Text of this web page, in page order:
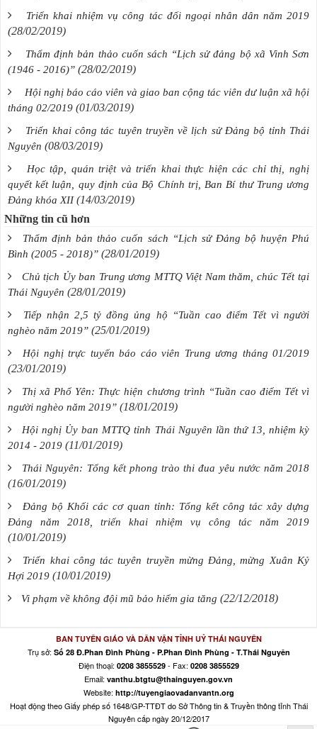
Triển khai nhiệm vụ công tác đối ngoại nhân dân năm 2019
(28/02/2019)
Thẩm định bản thảo cuốn sách “Lịch sử đảng bộ xã Vinh Sơn
(1946 - 2016)” (28/02/2019)
Hội nghị báo cáo viên và giao ban cộng tác viên dư luận xã hội
tháng 02/2019 (01/03/2019)
Triển khai công tác tuyên truyền về lịch sử Đảng bộ tỉnh Thái
Nguyên (08/03/2019)
Học tập, quán triệt và triển khai thực hiện các chỉ thị, nghị
quyết kết luận, quy định của Bộ Chính trị, Ban Bí thư Trung ương
Đảng khóa XII (14/03/2019)
Những tin cũ hơn
Thẩm định bản thảo cuốn sách “Lịch sử Đảng bộ huyện Phú
Bình (2005 - 2018)” (28/01/2019)
Chủ tịch Ủy ban Trung ương MTTQ Việt Nam thăm, chúc Tết tại
Thái Nguyên (28/01/2019)
Tiếp nhận 2,5 tỷ đồng ủng hộ “Tuần cao điểm Tết vì người
nghèo năm 2019” (25/01/2019)
Hội nghị trực tuyến báo cáo viên Trung ương tháng 01/2019
(23/01/2019)
Thị xã Phổ Yên: Thực hiện chương trình “Tuần cao điểm Tết vì
người nghèo năm 2019” (18/01/2019)
Hội nghị Ủy ban MTTQ tỉnh Thái Nguyên lần thứ 13, nhiệm kỳ
2014 - 2019 (11/01/2019)
Thái Nguyên: Tổng kết phong trào thi đua yêu nước năm 2018
(16/01/2019)
Đảng bộ Khối các cơ quan tỉnh: Tổng kết công tác xây dựng
Đảng năm 2018, triển khai nhiệm vụ công tác năm 2019
(10/01/2019)
Triển khai công tác tuyên truyền mừng Đảng, mừng Xuân Kỷ
Hợi 2019 (10/01/2019)
Vi phạm về không đội mũ bảo hiểm gia tăng (22/12/2018)
BAN TUYÊN GIÁO VÀ DÂN VẬN TỈNH UỶ THÁI NGUYÊN
Trụ sở: Số 28 Đ.Phan Đình Phùng - P.Phan Đình Phùng - T.Thái Nguyên
Điện thoại: 0208 3855529- Fax: 0208 3855529
Email: vanthu.btgtu@thainguyen.gov.vn
Website: http://tuyengiaovadanvantn.org
Hoạt động theo Giấy phép số 1648/GP-TTĐT do Sở Thông tin & Truyền thông tỉnh Thái
Nguyên cấp ngày 20/12/2017